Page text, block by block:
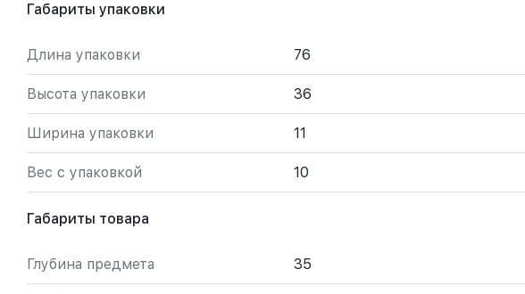
Габариты упаковки
Длина упаковки 76
Высота упаковки 36
Ширина упаковки 11
Вес с упаковкой 10
Габариты товара
Глубина предмета 35